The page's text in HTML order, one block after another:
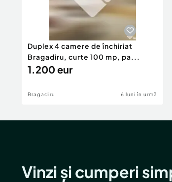
Duplex 4 camere de închiriat
Bragadiru, curte 100 mp, pa...
1.200 eur
Bragadiru 6 luni în urmă
Vinzi și cumperi